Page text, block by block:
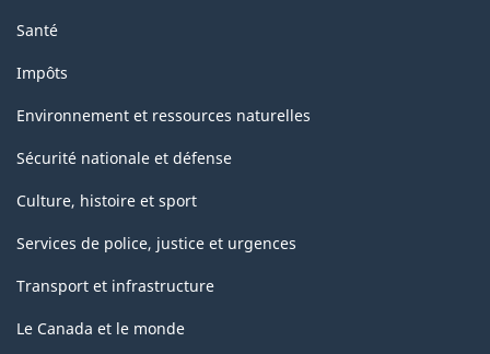
Santé
Impôts
Environnement et ressources naturelles
Sécurité nationale et défense
Culture, histoire et sport
Services de police, justice et urgences
Transport et infrastructure
Le Canada et le monde